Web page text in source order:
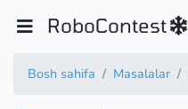
RoboContest
Bosh sahifa Masalalar